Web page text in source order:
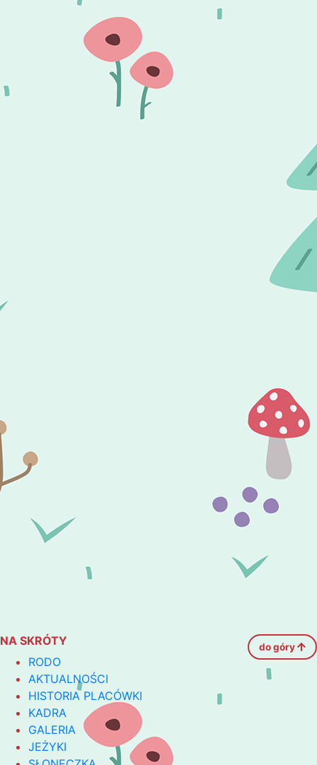
NA SKRÓTY do góry
RODO
AKTUALNOŚCI
HISTORIA PLACÓWKI
KADRA
GALERIA
JEŻYKI